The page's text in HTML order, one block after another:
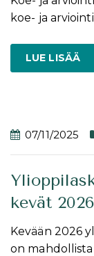
koe- ja
LUE LISÄÄ
07/11/2025
kevät 2026
Kevään 2026
on mahdollista